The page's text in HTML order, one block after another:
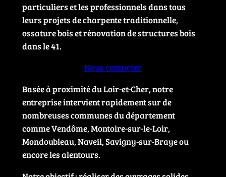
particuliers et les professionnels dans tous
leurs projets de charpente traditionnelle,
ossature bois et rénovation de structures bois
dans le 41.
Nous contacter
Basée à proximité du Loir-et-Cher, notre
entreprise intervient rapidement sur de
nombreuses communes du département
comme Vendôme, Montoire-sur-le-Loir,
Mondoubleau, Naveil, Savigny-sur-Braye ou
encore les alentours.